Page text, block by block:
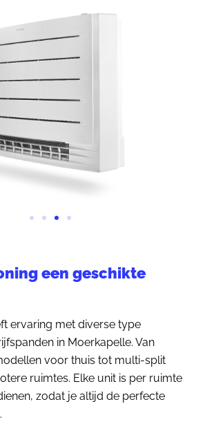
een geschikte
ervaring met diverse type
in Moerkapelle. Van
voor thuis tot multi-split
ruimtes. Elke unit is per ruimte
zodat je altijd de perfecte